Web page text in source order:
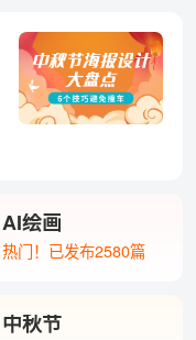
AI绘画
热门！已发布2580篇
中秋节